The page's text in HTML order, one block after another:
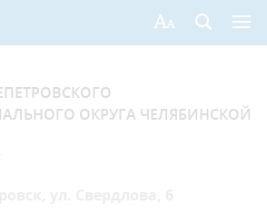
ОКРУГА ЧЕЛЯБИНСКОЙ